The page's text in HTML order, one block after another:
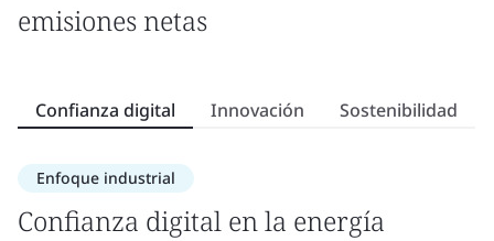
emisiones netas
Confianza digital Innovación Sostenibilidad
Enfoque industrial
Confianza digital en la energía